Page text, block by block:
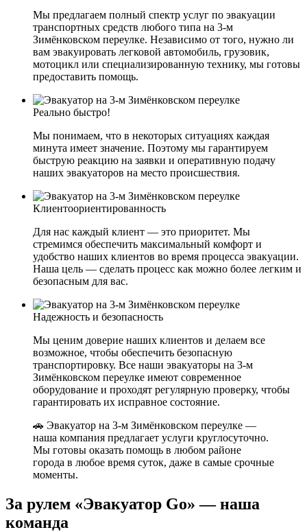
Мы предлагаем полный спектр услуг по эвакуации
транспортных средств любого типа на 3-м
Зимёнковском переулке. Независимо от того, нужно ли
вам эвакуировать легковой автомобиль, грузовик,
мотоцикл или специализированную технику, мы готовы
предоставить помощь.
Реально быстро!
Мы понимаем, что в некоторых ситуациях каждая
минута имеет значение. Поэтому мы гарантируем
быструю реакцию на заявки и оперативную подачу
наших эвакуаторов на место происшествия.
Клиентоориентированность
Для нас каждый клиент — это приоритет. Мы
стремимся обеспечить максимальный комфорт и
удобство наших клиентов во время процесса эвакуации.
Наша цель — сделать процесс как можно более легким и
безопасным для вас.
Надежность и безопасность
Мы ценим доверие наших клиентов и делаем все
возможное, чтобы обеспечить безопасную
транспортировку. Все наши эвакуаторы на 3-м
Зимёнковском переулке имеют современное
оборудование и проходят регулярную проверку, чтобы
гарантировать их исправное состояние.
🚗 Эвакуатор на 3-м Зимёнковском переулке —
наша компания предлагает услуги круглосуточно.
Мы готовы оказать помощь в любом районе
города в любое время суток, даже в самые срочные
моменты.
За рулем «Эвакуатор Go» — наша
команда